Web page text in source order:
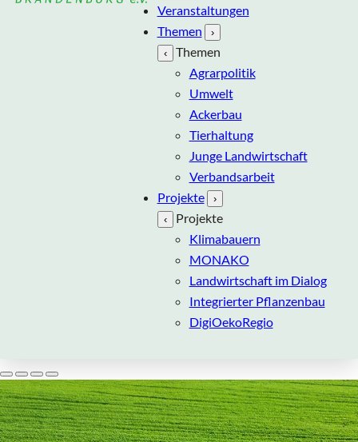
Veranstaltungen
Themen
›
‹
Themen
Agrarpolitik
Umwelt
Ackerbau
Tierhaltung
Junge Landwirtschaft
Verbandsarbeit
Projekte
›
‹
Projekte
Klimabauern
MONAKO
Landwirtschaft im Dialog
Integrierter Pflanzenbau
DigiOekoRegio